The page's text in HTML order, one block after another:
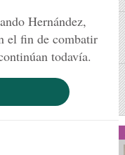
Hernández,
el fin de combatir
todavía.